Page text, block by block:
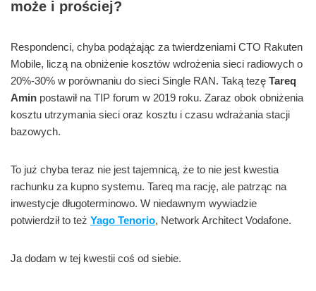
może i prościej?
Respondenci, chyba podążając za twierdzeniami CTO Rakuten
Mobile, liczą na obniżenie kosztów wdrożenia sieci radiowych o
20%-30% w porównaniu do sieci Single RAN. Taką tezę Tareq
Amin postawił na TIP forum w 2019 roku. Zaraz obok obniżenia
kosztu utrzymania sieci oraz kosztu i czasu wdrażania stacji
bazowych.
To już chyba teraz nie jest tajemnicą, że to nie jest kwestia
rachunku za kupno systemu. Tareq ma rację, ale patrząc na
inwestycje długoterminowo. W niedawnym wywiadzie
potwierdził to też Yago Tenorio, Network Architect Vodafone.
Ja dodam w tej kwestii coś od siebie.